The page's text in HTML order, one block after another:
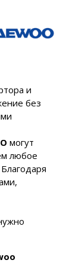
и
без
могут
любое